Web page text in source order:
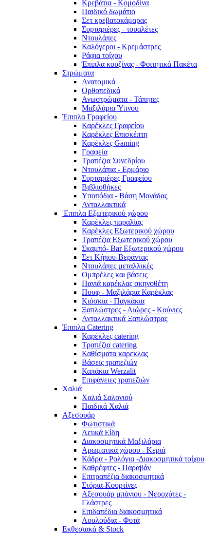
Κρεβάτια - Κομοδίνα
Παιδικό δωμάτιο
Σετ κρεβατοκάμαρας
Συρταριέρες - τουαλέτες
Ντουλάπες
Καλόγεροι - Κρεμάστρες
Ράφια τοίχου
Έπιπλα κουζίνας - Φοιτητικά Πακέτα
Στρώματα
Ανατομικά
Ορθοπεδικά
Ανωστρώματα - Τάπητες
Μαξιλάρια Ύπνου
Έπιπλα Γραφείου
Καρέκλες Γραφείου
Καρέκλες Επισκέπτη
Καρέκλες Gaming
Γραφεία
Τραπέζια Συνεδρίου
Ντουλάπια - Ερμάριο
Συρταριέρες Γραφείου
Βιβλιοθήκες
Υποπόδια - Βάση Μονάδας
Ανταλλακτικά
'Επιπλα Εξωτερικού χώρου
Καρέκλες παραλίας
Καρέκλες Εξωτερικού χώρου
Τραπέζια Εξωτερικού χώρου
Σκαμπό- Bar Εξωτερικού χώρου
Σετ Κήπου-Βεράντας
Ντουλάπες μεταλλικές
Ομπρέλες και βάσεις
Πανιά καρέκλας σκηνοθέτη
Πουφ - Μαξιλάρια Καρέκλας
Κιόσκια - Παγκάκια
Ξαπλώστρες - Αιώρες - Κούνιες
Ανταλλακτικά Ξαπλώστρας
Έπιπλα Catering
Καρέκλες catering
Τραπέζια catering
Καθίσματα καρεκλας
Βάσεις τραπεζιών
Καπάκια Werzalit
Επιφάνειες τραπεζιών
Χαλιά
Χαλιά Σαλονιού
Παιδικά Χαλιά
Αξεσουάρ
Φωτιστικά
Λευκά Είδη
Διακοσμητικά Μαξιλάρια
Αρωματικά χώρου - Κεριά
Κάδρα - Ρολόγια -Διακοσμητικά τοίχου
Καθρέφτες - Παραβάν
Επιτραπέζια διακοσμητικά
Στόρια-Κουρτίνες
Αξεσουάρ μπάνιου - Νεροχύτες -
Γλάστρες
Επιδαπέδια διακοσμητικά
Λουλούδια - Φυτά
Εκθεσιακά & Stock